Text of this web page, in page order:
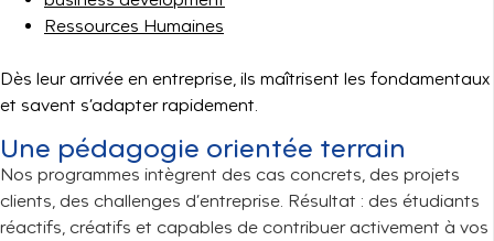
Ressources Humaines
Dès leur arrivée en entreprise, ils maîtrisent les fondamentaux
et savent s’adapter rapidement.
Une pédagogie orientée terrain
Nos programmes intègrent des cas concrets, des projets
clients, des challenges d’entreprise. Résultat : des étudiants
réactifs, créatifs et capables de contribuer activement à vos